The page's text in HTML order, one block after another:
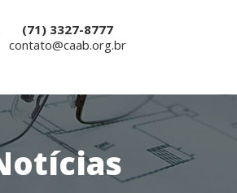
(71) 3327-8777
contato@caab.org.br